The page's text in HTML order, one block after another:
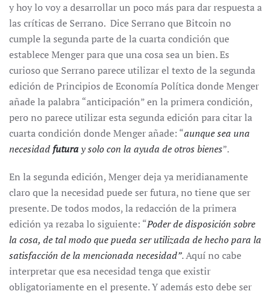
y hoy lo voy a desarrollar un poco más para dar respuesta a
las críticas de Serrano. Dice Serrano que Bitcoin no
cumple la segunda parte de la cuarta condición que
establece Menger para que una cosa sea un bien. Es
curioso que Serrano parece utilizar el texto de la segunda
edición de Principios de Economía Política donde Menger
añade la palabra “anticipación” en la primera condición,
pero no parece utilizar esta segunda edición para citar la
cuarta condición donde Menger añade: “aunque sea una
necesidad futuray solo con la ayuda de otros bienes”.
En la segunda edición, Menger deja ya meridianamente
claro que la necesidad puede ser futura, no tiene que ser
presente. De todos modos, la redacción de la primera
edición ya rezaba lo siguiente: “Poder de disposición sobre
la cosa, de tal modo que pueda ser utilizada de hecho para la
satisfacción de la mencionada necesidad”. Aquí no cabe
interpretar que esa necesidad tenga que existir
obligatoriamente en el presente. Y además esto debe ser